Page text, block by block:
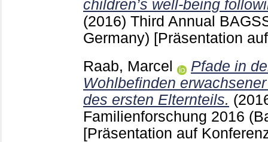
children’s well-being
(2016) Third Annual
Germany) [Präsentation
Raab, Marcel
Pfade in
Wohlbefinden
des ersten Elternteils.
Familienforschung 2016
[Präsentation auf